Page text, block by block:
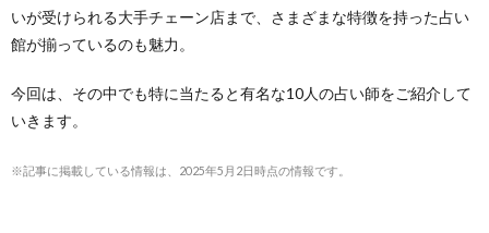
いが受けられる大手チェーン店まで、さまざまな特徴を持った占い
館が揃っているのも魅力。
今回は、その中でも特に当たると有名な10人の占い師をご紹介して
いきます。
※記事に掲載している情報は、2025年5月2日時点の情報です。